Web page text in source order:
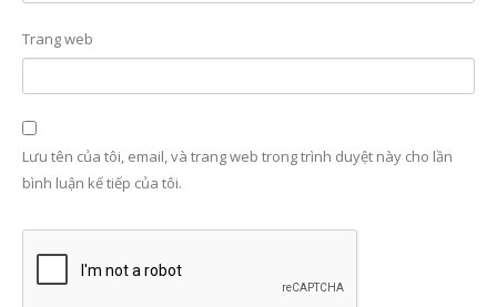
Trang web
Lưu tên của tôi, email, và trang web trong trình duyệt này cho lần
bình luận kế tiếp của tôi.